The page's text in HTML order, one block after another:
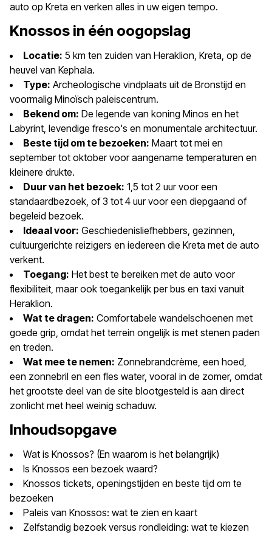
auto op Kreta en verken alles in uw eigen tempo.
Knossos in één oogopslag
Locatie: 5 km ten zuiden van Heraklion, Kreta, op de
heuvel van Kephala.
Type: Archeologische vindplaats uit de Bronstijd en
voormalig Minoïsch paleiscentrum.
Bekend om: De legende van koning Minos en het
Labyrint, levendige fresco's en monumentale architectuur.
Beste tijd om te bezoeken: Maart tot mei en
september tot oktober voor aangename temperaturen en
kleinere drukte.
Duur van het bezoek: 1,5 tot 2 uur voor een
standaardbezoek, of 3 tot 4 uur voor een diepgaand of
begeleid bezoek.
Ideaal voor: Geschiedenisliefhebbers, gezinnen,
cultuurgerichte reizigers en iedereen die Kreta met de auto
verkent.
Toegang: Het best te bereiken met de auto voor
flexibiliteit, maar ook toegankelijk per bus en taxi vanuit
Heraklion.
Wat te dragen: Comfortabele wandelschoenen met
goede grip, omdat het terrein ongelijk is met stenen paden
en treden.
Wat mee te nemen: Zonnebrandcrème, een hoed,
een zonnebril en een fles water, vooral in de zomer, omdat
het grootste deel van de site blootgesteld is aan direct
zonlicht met heel weinig schaduw.
Inhoudsopgave
Wat is Knossos? (En waarom is het belangrijk)
Is Knossos een bezoek waard?
Knossos tickets, openingstijden en beste tijd om te
bezoeken
Paleis van Knossos: wat te zien en kaart
Zelfstandig bezoek versus rondleiding: wat te kiezen